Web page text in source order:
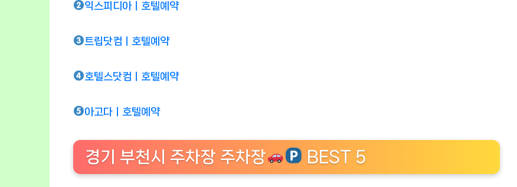
익스피디아ㅣ호텔예약
트립닷컴ㅣ호텔예약
호텔스닷컴ㅣ호텔예약
아고다ㅣ호텔예약
경기 부천시 주차장 주차장 BEST 5